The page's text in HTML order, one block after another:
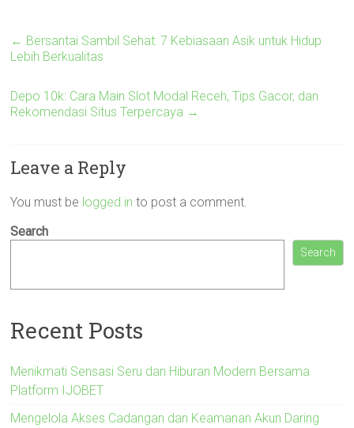
← Bersantai Sambil Sehat: 7 Kebiasaan Asik untuk Hidup
Lebih Berkualitas
Depo 10k: Cara Main Slot Modal Receh, Tips Gacor, dan
Rekomendasi Situs Terpercaya →
Leave a Reply
You must be logged in to post a comment.
Search
Search
Recent Posts
Menikmati Sensasi Seru dan Hiburan Modern Bersama
Platform IJOBET
Mengelola Akses Cadangan dan Keamanan Akun Daring